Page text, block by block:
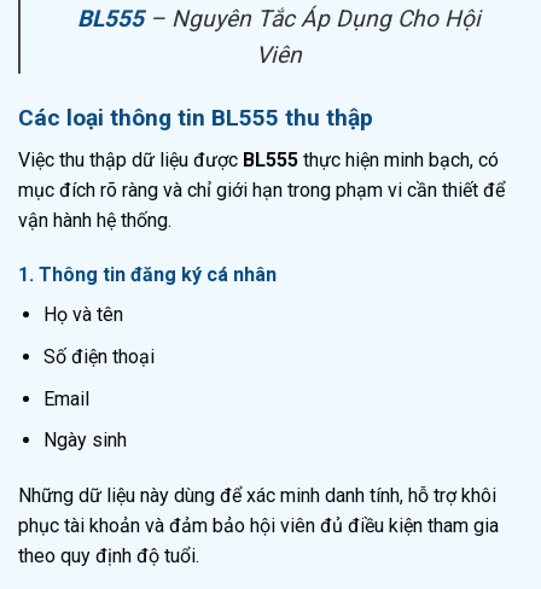
BL555– Nguyên Tắc Áp Dụng Cho Hội
Viên
Các loại thông tin BL555 thu thập
Việc thu thập dữ liệu được BL555 thực hiện minh bạch, có
mục đích rõ ràng và chỉ giới hạn trong phạm vi cần thiết để
vận hành hệ thống.
1. Thông tin đăng ký cá nhân
Họ và tên
Số điện thoại
Email
Ngày sinh
Những dữ liệu này dùng để xác minh danh tính, hỗ trợ khôi
phục tài khoản và đảm bảo hội viên đủ điều kiện tham gia
theo quy định độ tuổi.